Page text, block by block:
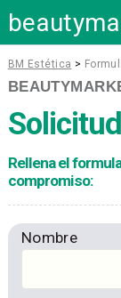
BM Estética >
Rellena el
compromiso:
Nombre